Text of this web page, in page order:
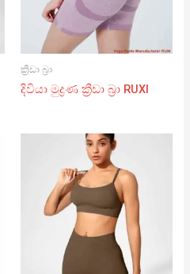
ක්‍රීඩා බ්‍රා
දිවියා මුද්‍රණ ක්‍රීඩා බ්‍රා RUXI